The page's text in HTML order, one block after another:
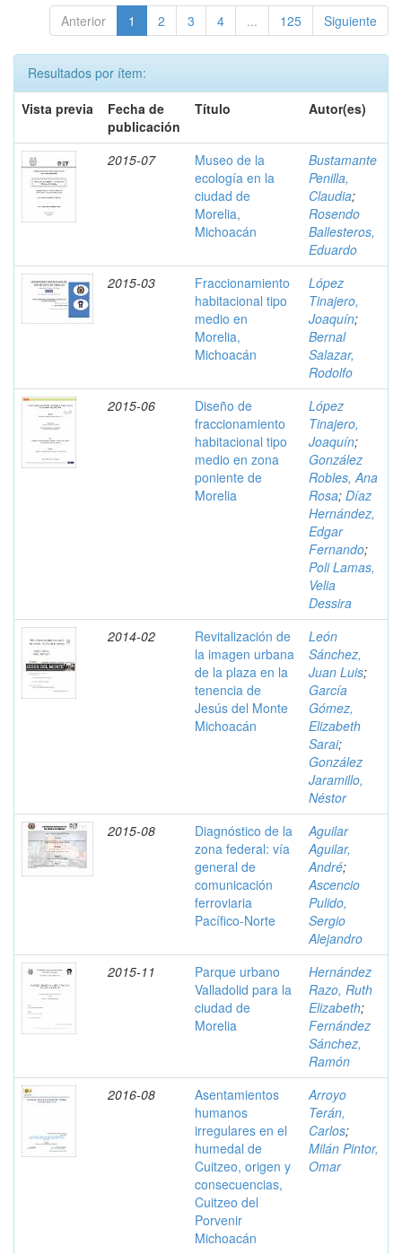
Anterior 1 2 3 4 ... 125 Siguiente
Resultados por ítem:
Vista previa
Fecha de
publicación
Título Autor(es)
2015-07
Museo de la
ecología en la
ciudad de
Morelia,
Michoacán
Bustamante
Penilla,
Claudia;
Rosendo
Ballesteros,
Eduardo
2015-03
Fraccionamiento
habitacional tipo
medio en
Morelia,
Michoacán
López
Tinajero,
Joaquín;
Bernal
Salazar,
Rodolfo
2015-06
Diseño de
fraccionamiento
habitacional tipo
medio en zona
poniente de
Morelia
López
Tinajero,
Joaquín;
González
Robles, Ana
Rosa; Díaz
Hernández,
Edgar
Fernando;
Poli Lamas,
Velia
Dessira
2014-02
Revitalización de
la imagen urbana
de la plaza en la
tenencia de
Jesús del Monte
Michoacán
León
Sánchez,
Juan Luis;
García
Gómez,
Elizabeth
Sarai;
González
Jaramillo,
Néstor
2015-08
Diagnóstico de la
zona federal: vía
general de
comunicación
ferroviaria
Pacífico-Norte
Aguilar
Aguilar,
André;
Ascencio
Pulido,
Sergio
Alejandro
2015-11
Parque urbano
Valladolid para la
ciudad de
Morelia
Hernández
Razo, Ruth
Elizabeth;
Fernández
Sánchez,
Ramón
2016-08
Asentamientos
humanos
irregulares en el
humedal de
Cuitzeo, origen y
consecuencias,
Cuitzeo del
Porvenir
Michoacán
Arroyo
Terán,
Carlos;
Milán Pintor,
Omar